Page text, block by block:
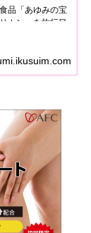
品「あゆみの宝
カン」を旅行目
と筋肉量をダブ
るサプリの正直